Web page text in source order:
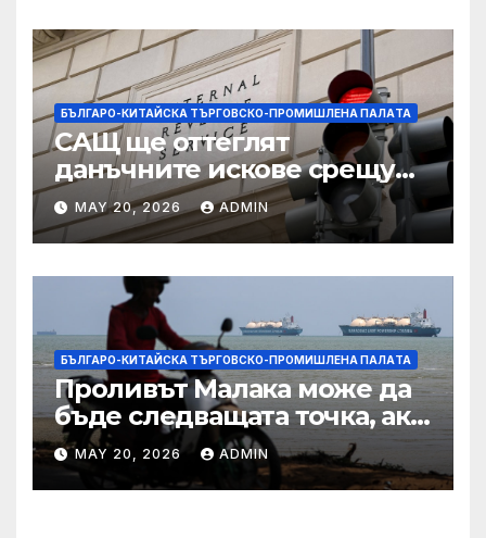
БЪЛГАРО-КИТАЙСКА ТЪРГОВСКО-ПРОМИШЛЕНА ПАЛAТА
САЩ ще оттеглят
данъчните искове срещу
Тръмп „завинаги“ в
сделката за съдебно дело с
IRS
MAY 20, 2026 ADMIN
БЪЛГАРО-КИТАЙСКА ТЪРГОВСКО-ПРОМИШЛЕНА ПАЛAТА
Проливът Малака може да
бъде следващата точка, ако
Азия не внимава
MAY 20, 2026 ADMIN